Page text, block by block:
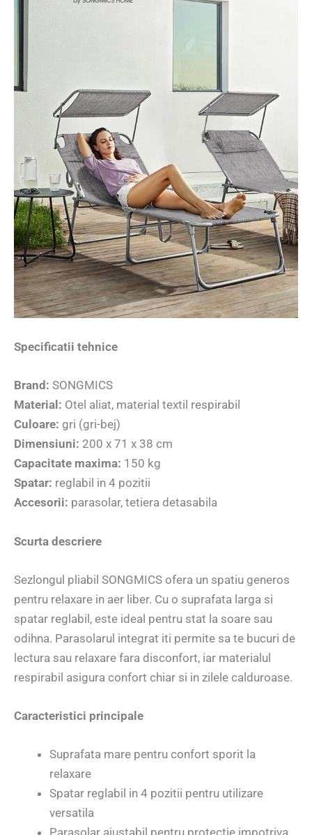
Specificatii tehnice
Brand: SONGMICS
Material: Otel aliat, material textil respirabil
Culoare: gri (gri-bej)
Dimensiuni: 200 x 71 x 38 cm
Capacitate maxima: 150 kg
Spatar: reglabil in 4 pozitii
Accesorii: parasolar, tetiera detasabila
Scurta descriere
Sezlongul pliabil SONGMICS ofera un spatiu generos
pentru relaxare in aer liber. Cu o suprafata larga si
spatar reglabil, este ideal pentru stat la soare sau
odihna. Parasolarul integrat iti permite sa te bucuri de
lectura sau relaxare fara disconfort, iar materialul
respirabil asigura confort chiar si in zilele calduroase.
Caracteristici principale
Suprafata mare pentru confort sporit la
relaxare
Spatar reglabil in 4 pozitii pentru utilizare
versatila